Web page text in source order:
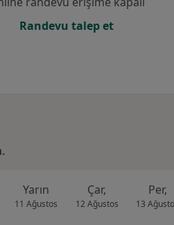
Randevu talep et
Yarın
11 Ağustos
Çar,
12 Ağustos
Per,
13